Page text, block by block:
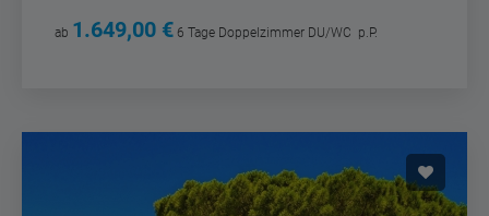
ab 1.649,00 € 6 Tage Doppelzimmer DU/WC p.P.